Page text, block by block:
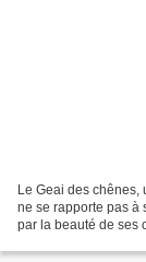
Le Geai des chênes,
ne se rapporte pas à
par la beauté de ses